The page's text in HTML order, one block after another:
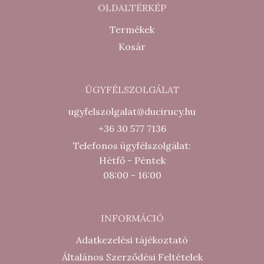
OLDALTÉRKÉP
Termékek
Kosár
ÜGYFÉLSZOLGÁLAT
ugyfelszolgalat@ducirucy.hu
+36 30 577 7136
Telefonos ügyfélszolgálat:
Hétfő - Péntek
08:00 - 16:00
INFORMÁCIÓ
Adatkezelési tájékoztató
Általános Szerződési Feltételek